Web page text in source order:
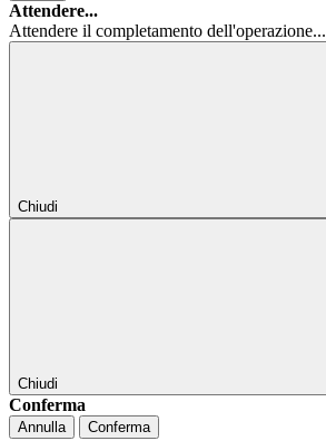
Attendere...
Attendere il completamento dell'operazione...
Chiudi
Chiudi
Conferma
Annulla Conferma